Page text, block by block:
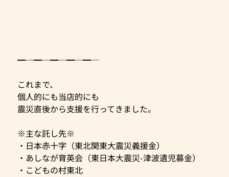
━─━─━─━─━─
これまで、
個人的にも当店的にも
震災直後から支援を行ってきました。
※主な託し先※
・日本赤十字（東北関東大震災義援金）
・あしなが育英会（東日本大震災-津波遺児募金）
・こどもの村東北